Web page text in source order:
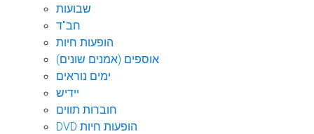
שבועות
חב"ד
הופעות חיות
אוספים (אמנים שונים)
ימים נוראים
יידיש
חוברות תווים
DVD הופעות חיות